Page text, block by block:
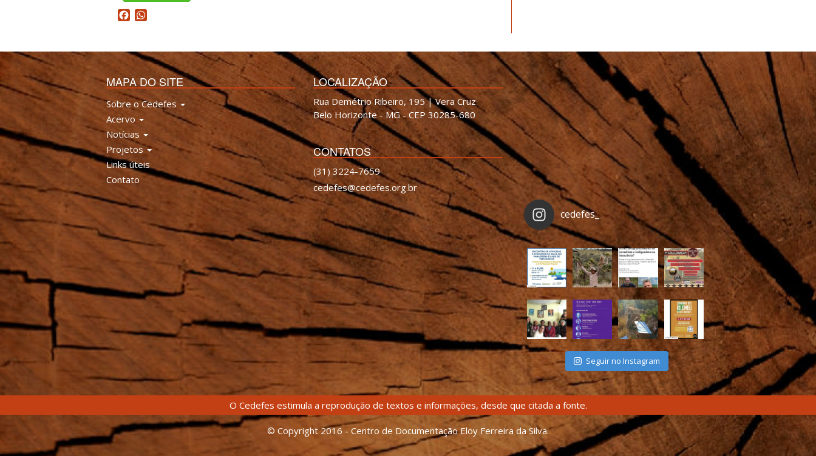
Facebook
MAPA DO SITE
Sobre o Cedefes
Acervo
Notícias
Projetos
Links úteis
Contato
LOCALIZAÇÃO
Rua Demétrio Ribeiro, 195 | Vera Cruz
Belo Horizonte - MG - CEP 30285-680
CONTATOS
(31) 3224-7659
cedefes@cedefes.org.br
cedefes_
Seguir no Instagram
O Cedefes estimula a reprodução de textos e informações, desde que citada a fonte.
© Copyright 2016 - Centro de Documentação Eloy Ferreira da Silva.